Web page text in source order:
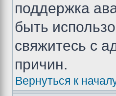
поддержка
быть
свяжитесь с
причин.
Вернуться к